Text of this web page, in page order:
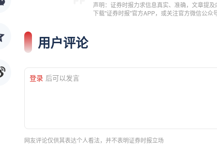
声明：证券时报力求信息真实、准确，文章提
下载"证券时报"官方APP，或关注官方微信公
用户评论
登录 后可以发言
网友评论仅供其表达个人看法，并不表明证券时报立场